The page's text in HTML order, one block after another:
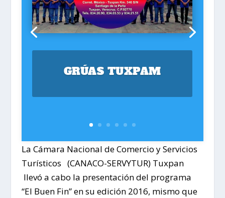
GRÚAS TUXPAM
La Cámara Nacional de Comercio y Servicios
Turísticos (CANACO-SERVYTUR) Tuxpan
llevó a cabo la presentación del programa
“El Buen Fin” en su edición 2016, mismo que